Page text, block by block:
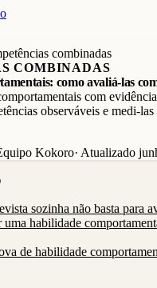
combinadas
COMBINADAS
como avaliá-las
com
observáveis e medi-las
Kokoro· Atualizado
sozinha não basta para
habilidade
de habilidade